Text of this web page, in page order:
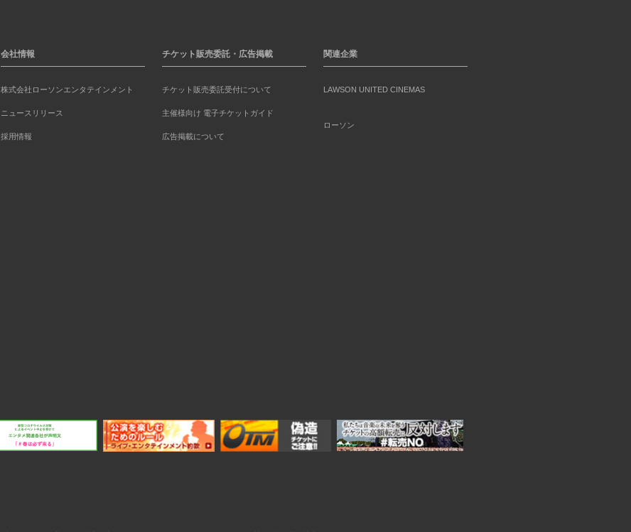
会社情報
株式会社ローソンエンタテインメント
ニュースリリース
採用情報
チケット販売委託・広告掲載
チケット販売委託受付について
主催様向け 電子チケットガイド
広告掲載について
関連企業
LAWSON UNITED CINEMAS
ローソン